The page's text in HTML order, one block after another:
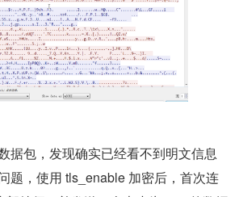
据包，发现确实已经看不到明文信息
题，使用 tls_enable 加密后，首次连